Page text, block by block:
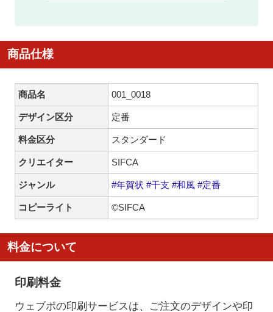
商品仕様
商品名 001_0018
デザイン区分 定番
料金区分 スタンダード
クリエイター SIFCA
ジャンル #年賀状 #干支 #和風 #定番
コピーライト ©SIFCA
料金について
印刷料金
ウェブポの印刷サービスは、ご注文のデザインや印